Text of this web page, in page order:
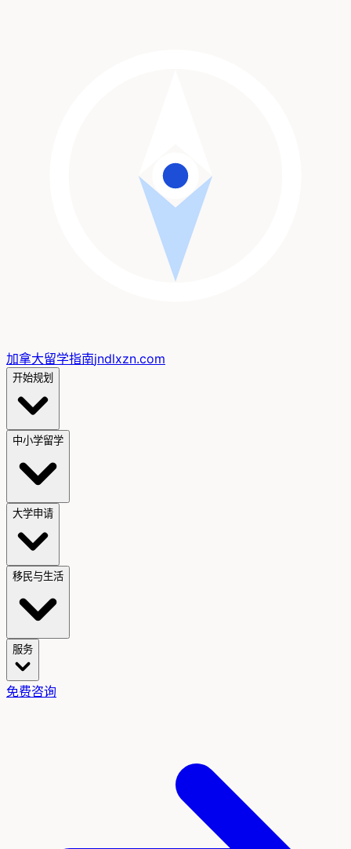
加拿大留学指南jndlxzn.com
开始规划
中小学留学
大学申请
移民与生活
服务
免费咨询